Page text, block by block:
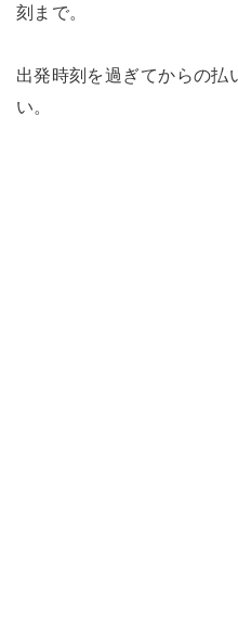
刻まで。
出発時刻を過ぎてからの払
い。